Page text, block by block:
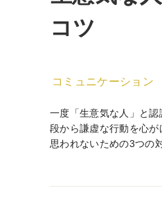
コツ
コミュニケーション
一度「生意気な人」と
段から謙虚な行動を心
思われないための3つの